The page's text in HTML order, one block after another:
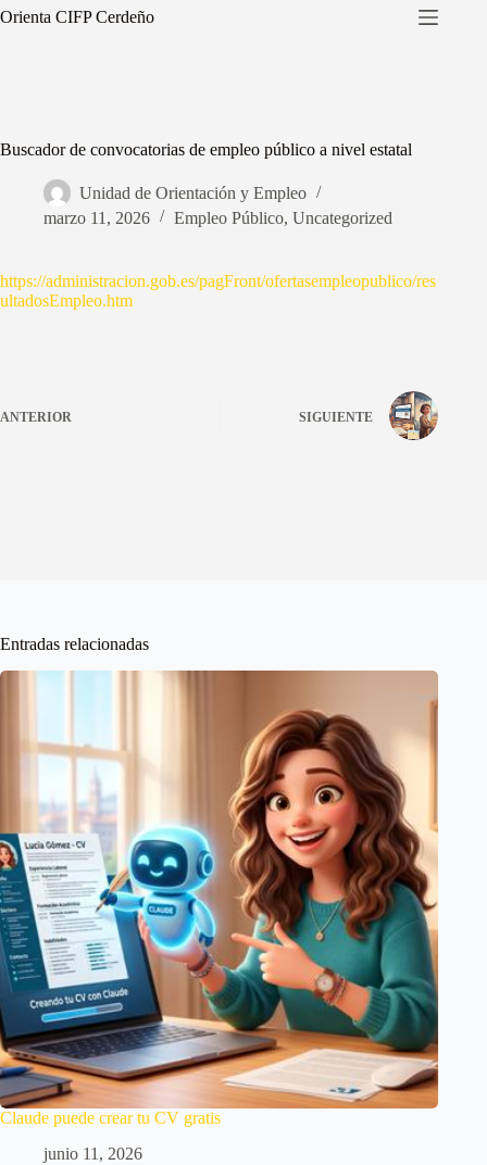
Saltar
al
Orienta CIFP Cerdeño
Buscador de convocatorias de empleo público a nivel estatal
Unidad de Orientación y Empleo
marzo 11, 2026
Empleo Público, Uncategorized
https://administracion.gob.es/pagFront/ofertasempleopublico/res
ultadosEmpleo.htm
ANTERIOR SIGUIENTE
Entradas relacionadas
Claude puede crear tu CV gratis
junio 11, 2026